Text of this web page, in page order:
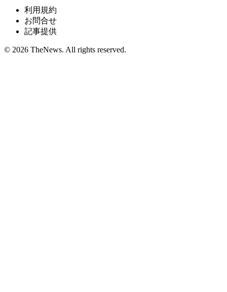
利用規約
お問合せ
記事提供
© 2026 TheNews. All rights reserved.